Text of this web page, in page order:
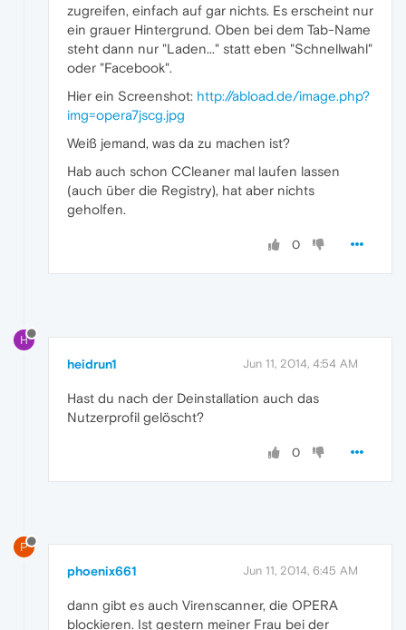
zugreifen, einfach auf gar nichts. Es erscheint nur
ein grauer Hintergrund. Oben bei dem Tab-Name
steht dann nur "Laden..." statt eben "Schnellwahl"
oder "Facebook".
Hier ein Screenshot: http://abload.de/image.php?
img=opera7jscg.jpg
Weiß jemand, was da zu machen ist?
Hab auch schon CCleaner mal laufen lassen
(auch über die Registry), hat aber nichts
geholfen.
0
H
heidrun1 Jun 11, 2014, 4:54 AM
Hast du nach der Deinstallation auch das
Nutzerprofil gelöscht?
0
P
phoenix661 Jun 11, 2014, 6:45 AM
dann gibt es auch Virenscanner, die OPERA
blockieren. Ist gestern meiner Frau bei der